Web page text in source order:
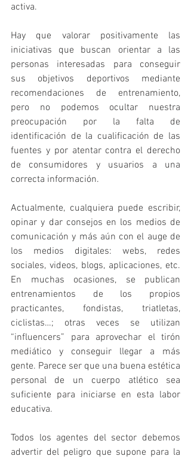
activa.
Hay que valorar positivamente las
iniciativas que buscan orientar a las
personas interesadas para conseguir
sus objetivos deportivos mediante
recomendaciones de entrenamiento,
pero no podemos ocultar nuestra
preocupación por la falta de
identificación de la cualificación de las
fuentes y por atentar contra el derecho
de consumidores y usuarios a una
correcta información.
Actualmente, cualquiera puede escribir,
opinar y dar consejos en los medios de
comunicación y más aún con el auge de
los medios digitales: webs, redes
sociales, videos, blogs, aplicaciones, etc.
En muchas ocasiones, se publican
entrenamientos de los propios
practicantes, fondistas, triatletas,
ciclistas…; otras veces se utilizan
“influencers” para aprovechar el tirón
mediático y conseguir llegar a más
gente. Parece ser que una buena estética
personal de un cuerpo atlético sea
suficiente para iniciarse en esta labor
educativa.
Todos los agentes del sector debemos
advertir del peligro que supone para la